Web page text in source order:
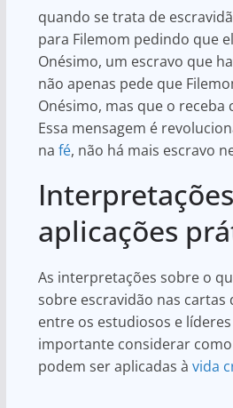
quando se trata de
para Filemom pedindo que
Onésimo, um escravo que
não apenas pede que
Onésimo, mas que o receba
Essa mensagem é
na fé, não há mais escravo
aplicações
As interpretações sobre o
sobre escravidão nas cartas
entre os estudiosos e
importante considerar como
podem ser aplicadas à vida